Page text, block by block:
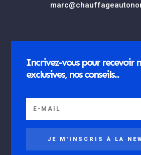
Incrivez-vous pour recevoir
exclusives, nos conseils...
JE M'INSCRIS À LA